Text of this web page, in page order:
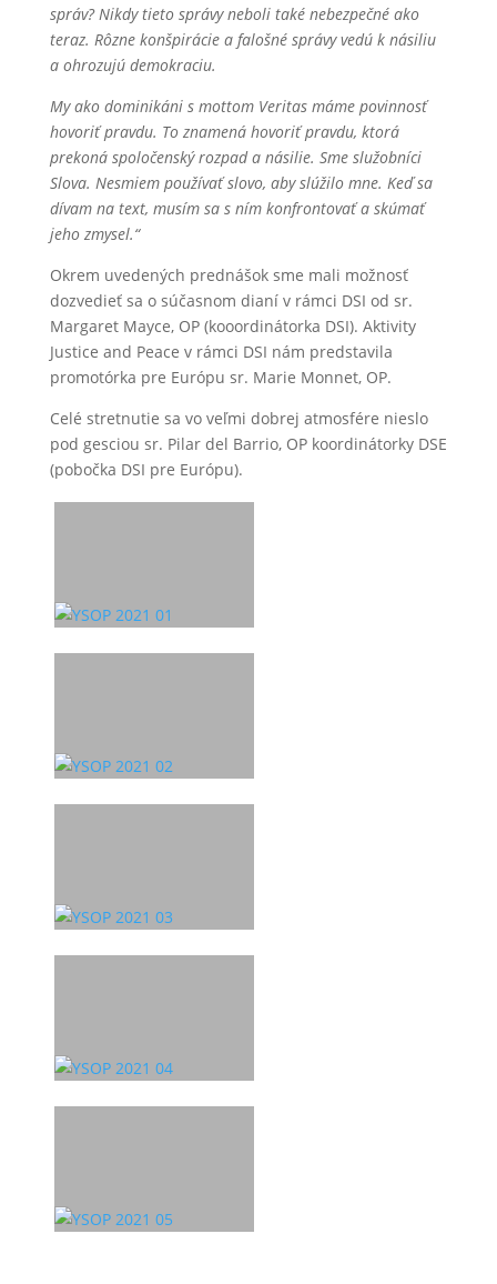
správ? Nikdy tieto správy neboli také nebezpečné ako
teraz. Rôzne konšpirácie a falošné správy vedú k násiliu
a ohrozujú demokraciu.
My ako dominikáni s mottom Veritas máme povinnosť
hovoriť pravdu. To znamená hovoriť pravdu, ktorá
prekoná spoločenský rozpad a násilie. Sme služobníci
Slova. Nesmiem používať slovo, aby slúžilo mne. Keď sa
dívam na text, musím sa s ním konfrontovať a skúmať
jeho zmysel.“
Okrem uvedených prednášok sme mali možnosť
dozvedieť sa o súčasnom dianí v rámci DSI od sr.
Margaret Mayce, OP (kooordinátorka DSI). Aktivity
Justice and Peace v rámci DSI nám predstavila
promotórka pre Európu sr. Marie Monnet, OP.
Celé stretnutie sa vo veľmi dobrej atmosfére nieslo
pod gesciou sr. Pilar del Barrio, OP koordinátorky DSE
(pobočka DSI pre Európu).